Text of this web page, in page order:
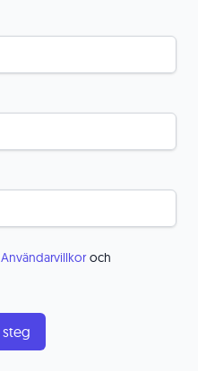
Användarvillkoroch